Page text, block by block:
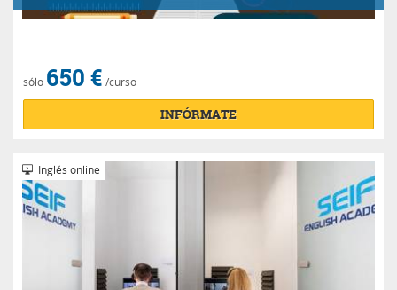
sólo 650 € /curso
INFÓRMATE
Inglés online